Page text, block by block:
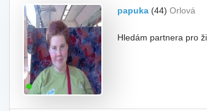
papuka (44) Orlová
Hledám partnera pro